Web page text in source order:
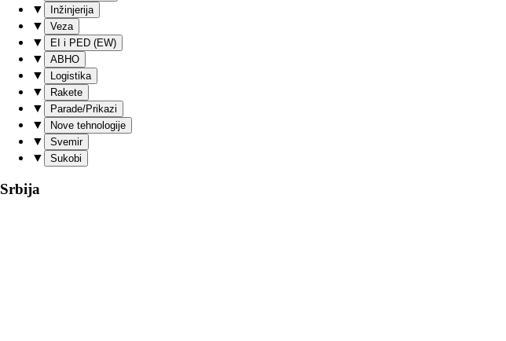
▼ Inžinjerija
▼ Veza
▼ EI i PED (EW)
▼ ABHO
▼ Logistika
▼ Rakete
▼ Parade/Prikazi
▼ Nove tehnologije
▼ Svemir
▼ Sukobi
Srbija